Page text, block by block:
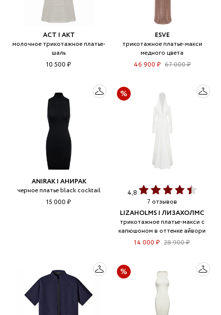
ACT | АКТ
молочное трикотажное платье-
шаль
10 500 ₽
ESVE
трикотажное платье-макси
медного цвета
46 900 ₽ 67 000 ₽
ANIRAK | АНИРАК
черное платье black cocktail
15 000 ₽
4,8
7 отзывов
LIZAHOLMS | ЛИЗАХОЛМС
трикотажное платье-макси с
капюшоном в оттенке айвори
14 000 ₽ 28 900 ₽